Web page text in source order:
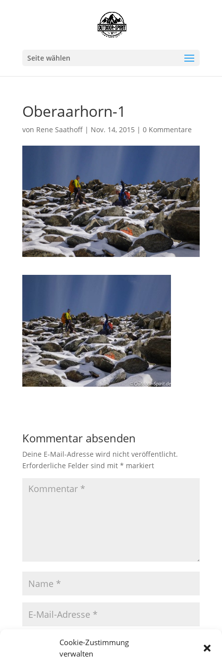
Cookie-Zustimmung
verwalten
Seite wählen
Oberaarhorn-1
von Rene Saathoff| Nov. 14, 2015 | 0 Kommentare
Kommentar absenden
Deine E-Mail-Adresse wird nicht veröffentlicht.
Erforderliche Felder sind mit * markiert